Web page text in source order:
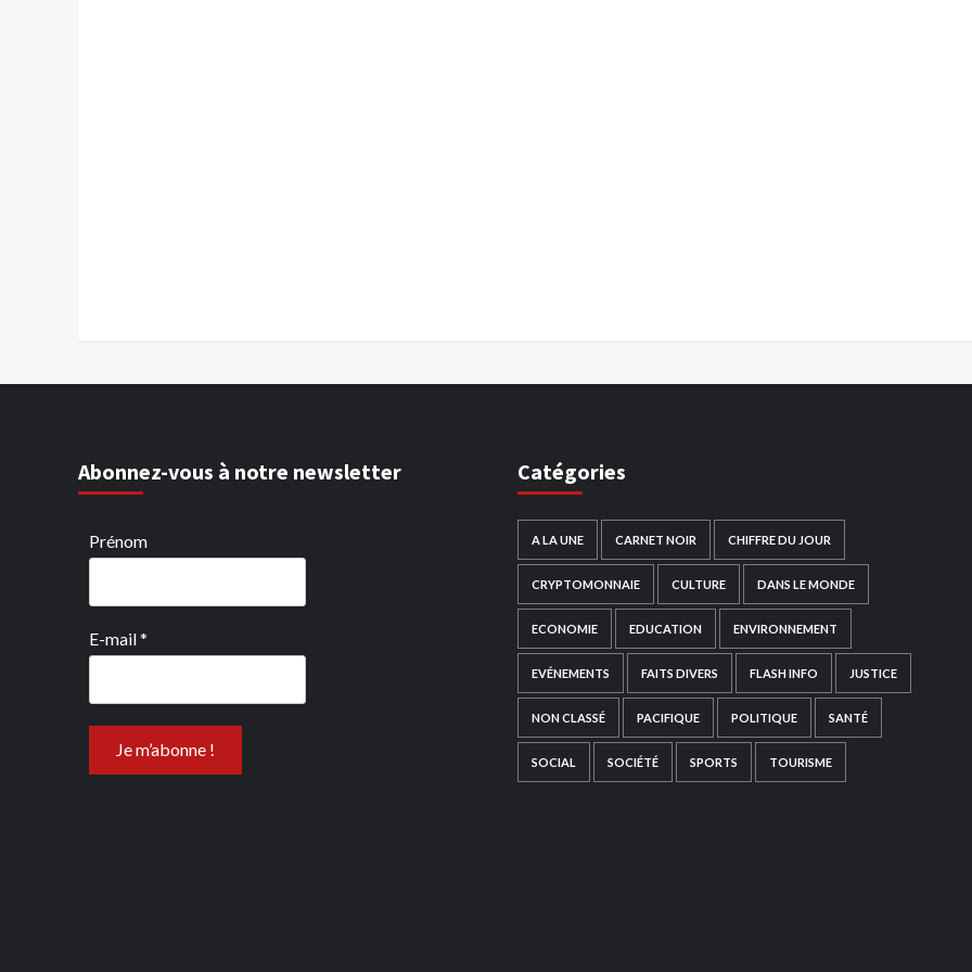
Abonnez-vous à notre newsletter
Prénom
E-mail*
Catégories
A LA UNE CARNET NOIR CHIFFRE DU JOUR
CRYPTOMONNAIE CULTURE DANS LE MONDE
ECONOMIE EDUCATION ENVIRONNEMENT
EVÉNEMENTS FAITS DIVERS FLASH INFO JUSTICE
NON CLASSÉ PACIFIQUE POLITIQUE SANTÉ
SOCIAL SOCIÉTÉ SPORTS TOURISME